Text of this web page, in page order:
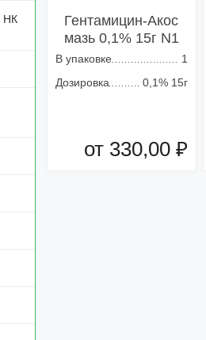
НК
Гентамицин-Акос
мазь 0,1% 15г N1
В упаковке
1
Дозировка
0,1% 15г
от 330,00 ₽